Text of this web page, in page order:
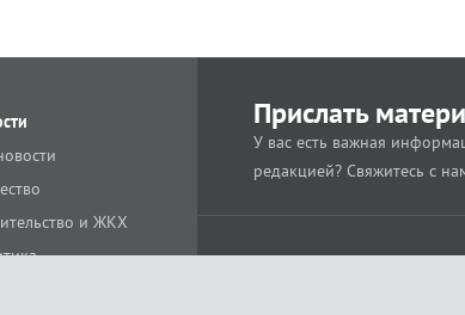
и ЖКХ
Прислать
У вас есть важная
редакцией? Свяжитесь с